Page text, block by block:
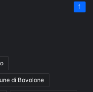
1
di Bovolone